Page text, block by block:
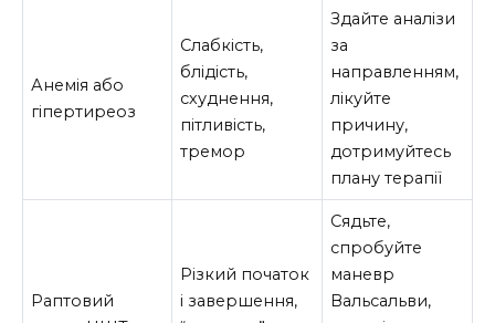
Анемія або
гіпертиреоз
Слабкість,
блідість,
схуднення,
пітливість,
тремор
Здайте аналізи
за
направленням,
лікуйте
причину,
дотримуйтесь
плану терапії
Раптовий
Різкий початок
і завершення,
Сядьте,
спробуйте
маневр
Вальсальви,